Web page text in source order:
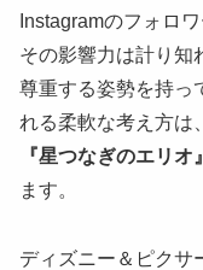
Instagramのフォロ
その影響力は計り知
尊重する姿勢を持っ
れる柔軟な考え方は、
『星つなぎのエリオ
ます。
ディズニー＆ピクサ